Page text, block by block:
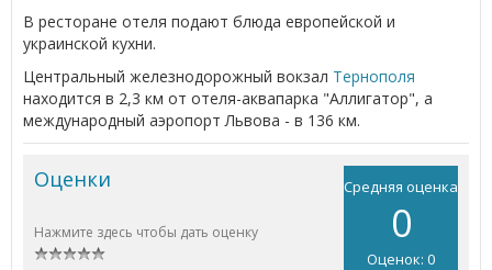
В ресторане отеля подают блюда европейской и
украинской кухни.
Центральный железнодорожный вокзал Тернополя
находится в 2,3 км от отеля-аквапарка "Аллигатор", а
международный аэропорт Львова - в 136 км.
Средняя оценка
0
Оценок: 0
Оценки
Нажмите здесь чтобы дать оценку